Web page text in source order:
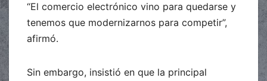
“El comercio electrónico vino para quedarse y
tenemos que modernizarnos para competir”,
afirmó.
Sin embargo, insistió en que la principal